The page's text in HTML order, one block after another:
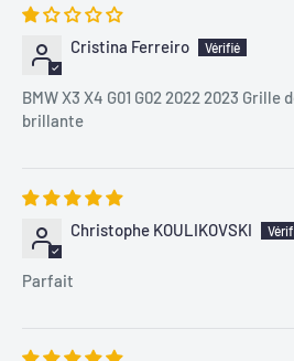
Cristina Ferreiro
BMW X3 X4 G01 G02 2022 2023
brillante
Christophe KOULIKOVSKI
Parfait